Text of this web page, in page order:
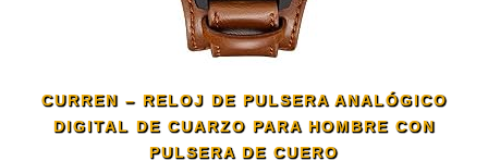
CURREN – RELOJ DE PULSERA ANALÓGICO
DIGITAL DE CUARZO PARA HOMBRE CON
PULSERA DE CUERO